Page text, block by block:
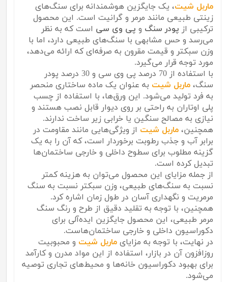
ماربل شیت، یک جایگزین هوشمندانه برای سنگ‌های
زینتی طبیعی مانند مرمر و گرانیت است. این محصول
ترکیبی از پودر سنگ و پی وی سی است که به نظر
می‌رسد و حس مشابهی با سنگ‌های طبیعی دارد، اما با
وزن سبکتر و قیمت مقرون به صرفه‌ای که ارائه می‌دهد،
مورد توجه قرار می‌گیرد.
با استفاده از 70 درصد پی وی سی و 30 درصد پودر
سنگ، ماربل شیت به عنوان یک ماده ساختاری منحصر
به فرد تولید می‌شود. این ورق‌ها، با استفاده از چسب
پلی اوتاران به راحتی بر روی دیوار قابل نصب هستند و
نیازی به مصالح سنگین یا خرابی زیر ساخت ندارند.
همچنین، ماربل شیت از ویژگی‌هایی مانند مقاومت در
برابر آب و جذب رطوبت برخوردار است، که آن را به یک
گزینه مطلوب برای سطوح داخلی و خارجی ساختمان‌ها
تبدیل کرده است.
از جمله مزایای این محصول می‌توان به هزینه کمتر
نسبت به سنگ‌های طبیعی، وزن سبکتر نسبت به سنگ
مرمریت و نگهداری آسان در طول زمان اشاره کرد.
همچنین، با توجه به تقلید دقیق از طرح و رنگ سنگ
مرمر طبیعی، این محصول جایگزین ایده‌آلی برای
دکوراسیون داخلی و خارجی ساختمان‌هاست.
در نهایت، با توجه به مزایای ماربل شیت و محبوبیت
روزافزون آن در بازار، استفاده از این مواد مدرن و کارآمد
برای بهبود دکوراسیون خانه‌ها و محیط‌های تجاری توصیه
می‌شود.